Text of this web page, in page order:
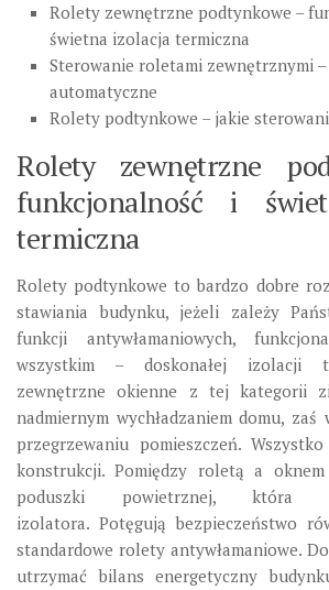
Rolety zewnętrzne podtynkowe –
świetna izolacja termiczna
Sterowanie roletami zewnętrznymi
automatyczne
Rolety podtynkowe – jakie
Rolety zewnętrzne
funkcjonalność i
termiczna
Rolety podtynkowe to bardzo dobre
stawiania budynku, jeżeli zależy
funkcji antywłamaniowych,
wszystkim – doskonałej izolacji
zewnętrzne okienne z tej kategorii
nadmiernym wychładzaniem domu, zaś
przegrzewaniu pomieszczeń.
konstrukcji. Pomiędzy roletą a
poduszki powietrznej, która
izolatora. Potęgują bezpieczeństwo
standardowe rolety antywłamaniowe.
utrzymać bilans energetyczny